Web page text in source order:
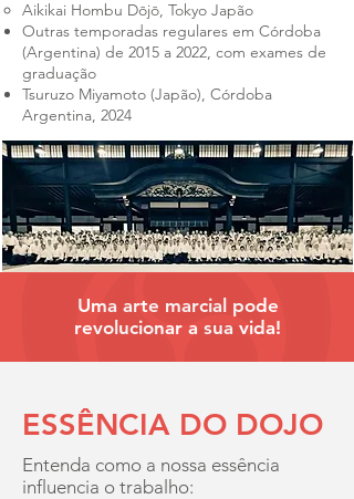
Aikikai Hombu Dōjō, Tokyo Japão
Outras temporadas regulares em Córdoba
(Argentina) de 2015 a 2022, com exames de
graduação
Tsuruzo Miyamoto (Japão), Córdoba
Argentina, 2024
Uma arte marcial pode
revolucionar a sua vida!
ESSÊNCIA DO DOJO
Entenda como a nossa essência
influencia o trabalho: